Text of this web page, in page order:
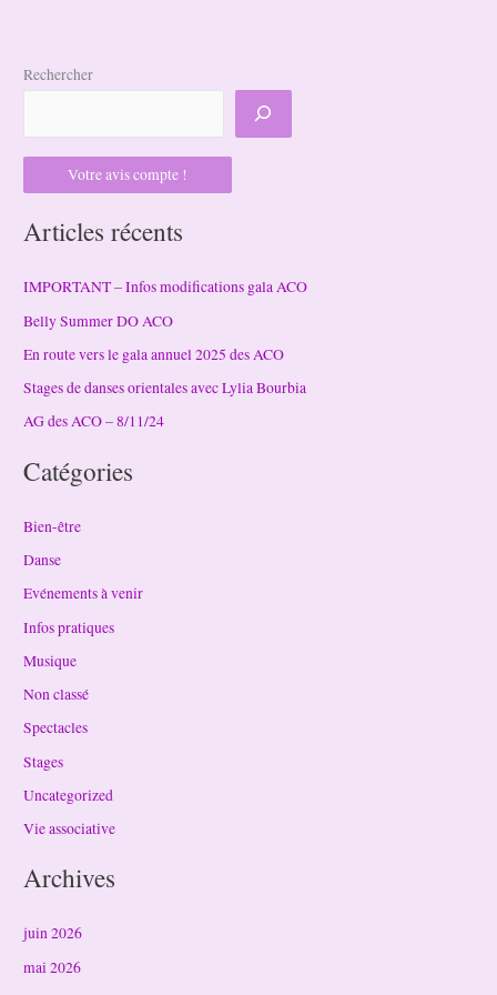
Le
Rechercher
Votre avis compte !
Articles récents
IMPORTANT – Infos modifications gala ACO
Belly Summer DO ACO
En route vers le gala annuel 2025 des ACO
Stages de danses orientales avec Lylia Bourbia
AG des ACO – 8/11/24
Catégories
Bien-être
Danse
Evénements à venir
Infos pratiques
Musique
Non classé
Spectacles
Stages
Uncategorized
Vie associative
Archives
juin 2026
mai 2026